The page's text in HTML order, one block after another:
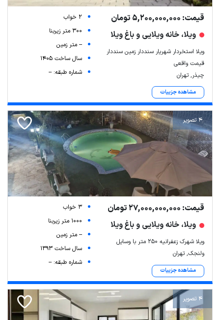
قیمت: 5,200,000,000 تومان
ویلا، خانه ویلایی و باغ ویلا
ویلا استخردار شهریار سنددار زمین سنددار
قیمت واقعی
چیذر, تهران
مشاهده جزییات
2 خواب
300 متر زیربنا
-- متر زمین
سال ساخت 1405
شماره طبقه: --
4 تصویر
قیمت: 27,000,000,000 تومان
ویلا، خانه ویلایی و باغ ویلا
ویلا شهرک زعفرانیه ۲۵۰ متر با وسایل
ولنجک, تهران
مشاهده جزییات
3 خواب
1000 متر زیربنا
-- متر زمین
سال ساخت 1393
شماره طبقه: --
4 تصویر